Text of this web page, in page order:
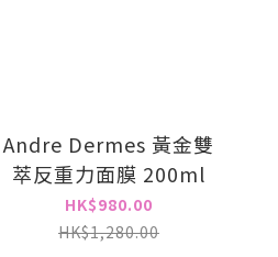
Andre Dermes 黃金雙
萃反重力面膜 200ml
HK$980.00
HK$1,280.00